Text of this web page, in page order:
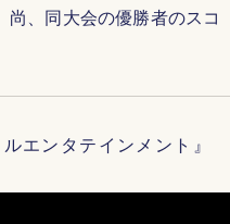
尚、同大会の優勝者のスコ
エンタテインメント』